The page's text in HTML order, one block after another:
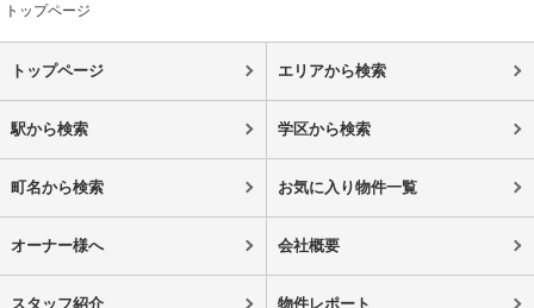
トップページ
トップページ エリアから検索
駅から検索 学区から検索
町名から検索 お気に入り物件一覧
オーナー様へ 会社概要
スタッフ紹介 物件レポート